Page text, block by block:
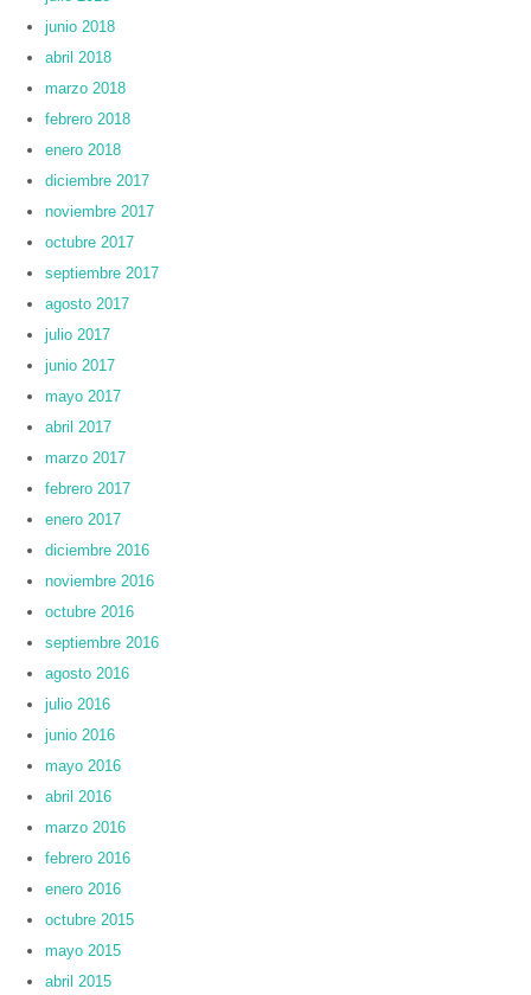
junio 2018
abril 2018
marzo 2018
febrero 2018
enero 2018
diciembre 2017
noviembre 2017
octubre 2017
septiembre 2017
agosto 2017
julio 2017
junio 2017
mayo 2017
abril 2017
marzo 2017
febrero 2017
enero 2017
diciembre 2016
noviembre 2016
octubre 2016
septiembre 2016
agosto 2016
julio 2016
junio 2016
mayo 2016
abril 2016
marzo 2016
febrero 2016
enero 2016
octubre 2015
mayo 2015
abril 2015